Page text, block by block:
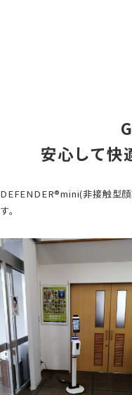
安心して快
DEFENDER®mini(非接触型
す。